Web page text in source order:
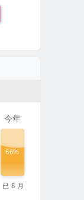
今年
66%
已 8 月